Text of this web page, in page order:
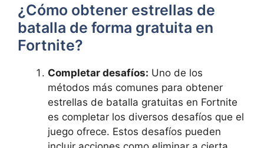
¿Cómo obtener⁤ estrellas de⁣
batalla de forma ‌gratuita‌ en
Fortnite?
Completar ⁤desafíos: Uno ‍de los
métodos más ‌comunes‍ para obtener
estrellas ‍de batalla gratuitas en Fortnite
es completar los diversos desafíos ‌que el
juego ofrece. ‌Estos desafíos pueden